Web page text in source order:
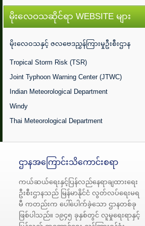
မိုးလေဝသဆိုင်ရာ WEBSITE များ
မိုးလေဝသနှင့် ဇလဗေဒညွှန်ကြားမှုဦးစီးဌာန
Tropical Storm Risk (TSR)
Joint Typhoon Warning Center (JTWC)
Indian Meteorological Department
Windy
Thai Meteorological Department
ဌာနအကြောင်းသိကောင်းစရာ
ကယ်ဆယ်ရေးနှင့်ပြန်လည်နေရာချထားရေး
ဦးစီးဌာနသည် မြန်မာနိုင်ငံ လွတ်လပ်ရေးမရ
မီ ကတည်းက ပေါ်ပေါက်ခဲ့သော ဌာနတစ်ခု
ဖြစ်ပါသည်။ ၁၉၄၅ ခုနှစ်တွင် လူမှုရေးရာနှင့်